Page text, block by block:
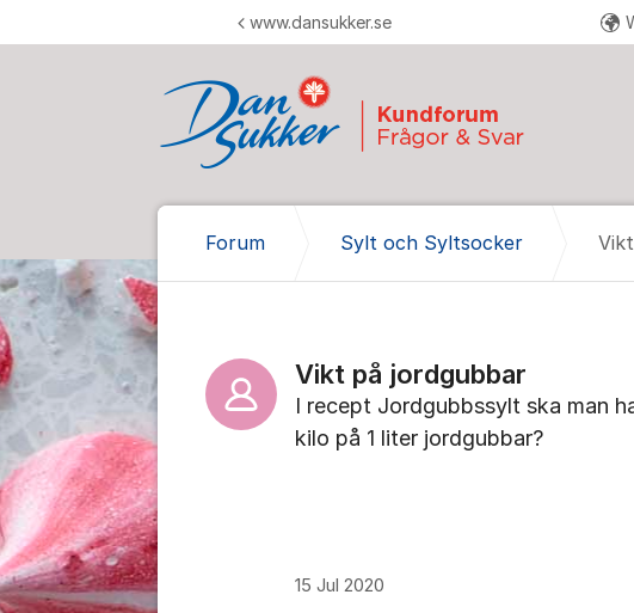
www.dansukker.se
Forum Sylt och Syltsocker
Vikt på jordgubbar
I recept Jordgubbssylt ska man
kilo på 1 liter jordgubbar?
15 Jul 2020